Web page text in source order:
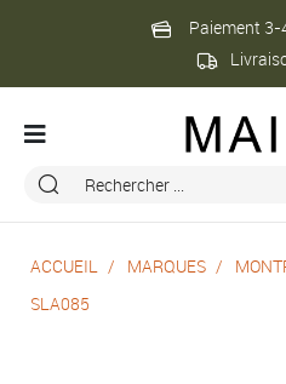
Paiement
ACCUEIL MARQUES
SLA085